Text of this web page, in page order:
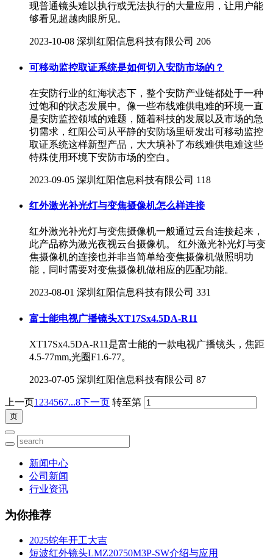
现普通镜头难以执行或无法执行的大量应用，让用户能
够看见超越肉眼所见。
2023-10-08 深圳红阳信息科技有限公司 206
可移动监控取证系统是如何切入安防市场的？
在安防行业的红海状态下，整个安防产业链都处于一种
过饱和的状态发展中。像一些布线难供电难的环境一直
是安防监控领域的难题，随着科技的发展以及市场的急
切需求，红阳公司从平静的安防场里研发出可移动监控
取证系统这样新型产品，大大填补了布线难供电难这些
特殊使用环境下安防市场的空白。
2023-09-05 深圳红阳信息科技有限公司 118
红外激光补光灯与变焦摄像机怎么样连接
红外激光补光灯与变焦摄像机一般通过云台连接起来，
此产品称为激光夜视云台摄像机。 红外激光补光灯与变
焦摄像机的连接也并非当简单给变焦摄像机做照明功
能，同时需要对变焦摄像机做相应的匹配功能。
2023-08-01 深圳红阳信息科技有限公司 331
富士能电视广播镜头XT17Sx4.5DA-R11
XT17Sx4.5DA-R11是富士能的一款电视广播镜头，焦距
4.5-77mm,光圈F1.6-77。
2023-07-05 深圳红阳信息科技有限公司 87
上一页1 234567...8下一页 转至第
新闻中心
公司新闻
行业资讯
为你推荐
2025蛇年开工大吉
短波红外镜头LMZ20750M3P-SW介绍与应用